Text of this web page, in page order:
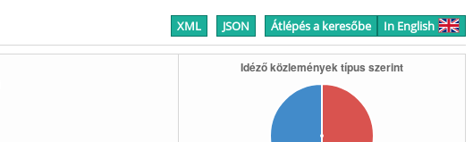
XML JSON Átlépés a keresőbe In English